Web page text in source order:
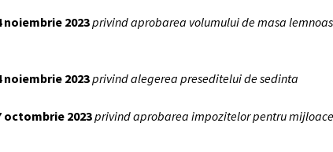
noiembrie 2023privind aprobarea volumului de masa
noiembrie 2023privind alegerea preseditelui de sedinta
octombrie 2023privind aprobarea impozitelor pentru